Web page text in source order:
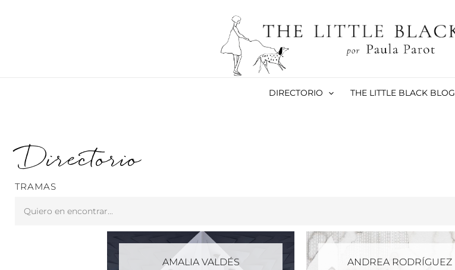
DIRECTORIO THE LITTLE BLACK BLOG
Directorio
TRAMAS
AMALIA VALDÉS ANDREA RODRÍGUEZ